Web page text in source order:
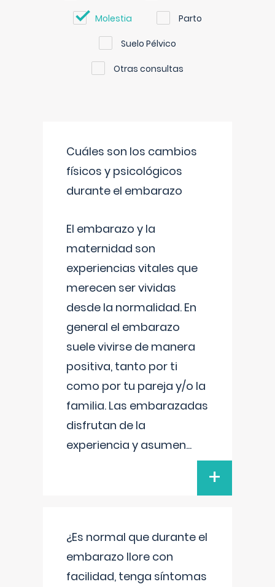
Molestia Parto
Suelo Pélvico
Otras consultas
Cuáles son los cambios
físicos y psicológicos
durante el embarazo
El embarazo y la
maternidad son
experiencias vitales que
merecen ser vividas
desde la normalidad. En
general el embarazo
suele vivirse de manera
positiva, tanto por ti
como por tu pareja y/o la
familia. Las embarazadas
disfrutan de la
experiencia y asumen...
+
¿Es normal que durante el
embarazo llore con
facilidad, tenga síntomas